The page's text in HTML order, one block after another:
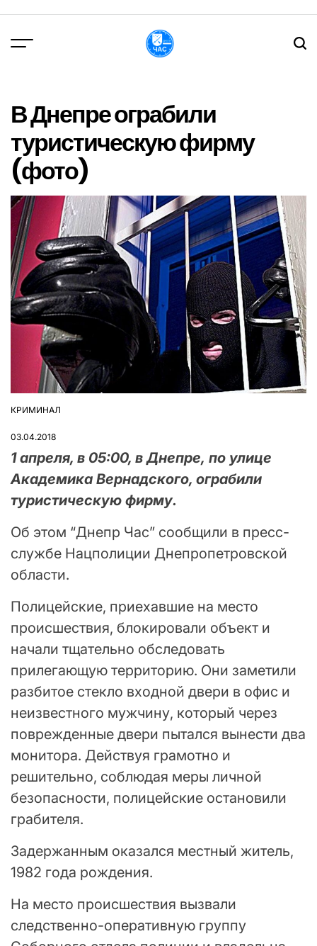
вмісту
В Днепре ограбили
туристическую фирму
(фото)
ОПУБЛІКУВАТИ
КРИМИНАЛ
03.04.2018
1 апреля, в 05:00, в Днепре, по улице
Академика Вернадского, ограбили
туристическую фирму.
Об этом “Днепр Час” сообщили в пресс-
службе Нацполиции Днепропетровской
области.
Полицейские, приехавшие на место
происшествия, блокировали объект и
начали тщательно обследовать
прилегающую территорию. Они заметили
разбитое стекло входной двери в офис и
неизвестного мужчину, который через
поврежденные двери пытался вынести два
монитора. Действуя грамотно и
решительно, соблюдая меры личной
безопасности, полицейские остановили
грабителя.
Задержанным оказался местный житель,
1982 года рождения.
На место происшествия вызвали
следственно-оперативную группу